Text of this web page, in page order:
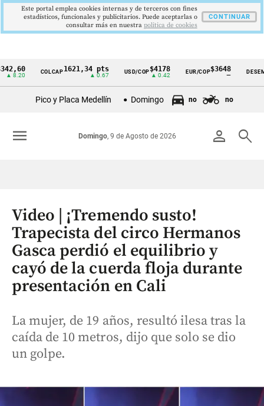
Cintillo
Colombia
COLCAP1621,34 pts USD/COP$4178
▲ 0.42
EUR/COP$3648
—
DESEMPLEO
Pico y Placa Medellín Domingo no no
person search
Domingo, 9 de Agosto de 2026
menu
Video | ¡Tremendo susto!
Trapecista del circo Hermanos
Gasca perdió el equilibrio y
cayó de la cuerda floja durante
presentación en Cali
La mujer, de 19 años, resultó ilesa tras la
caída de 10 metros, dijo que solo se dio
un golpe.
Este portal emplea cookies internas y de terceros con fines
estadísticos, funcionales y publicitarios. Puede aceptarlas o
consultar más en nuestra politica de cookies
CONTINUAR